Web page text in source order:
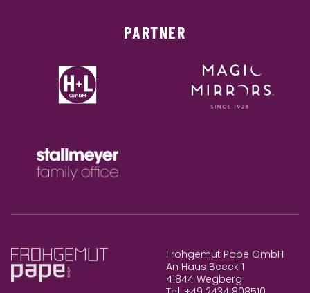
PARTNER
Frohgemut Pape GmbH
An Haus Beeck 1
41844 Wegberg